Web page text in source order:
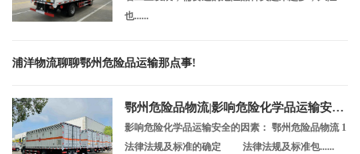
也......
浦洋物流聊聊鄂州危险品运输那点事!
鄂州危险品物流|影响危险化学品运输安全的因素
影响危险化学品运输安全的因素： 鄂州危险品物流 1
法律法规及标准的确定 法律法规及标准包......